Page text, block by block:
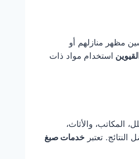
مظهر منازلهم أو
استخدام مواد ذات
المكاتب، والأثاث،
تعتبر خدمات صبغ